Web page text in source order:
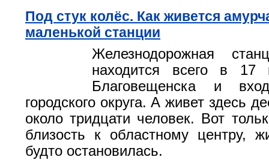
Под стук колёс. Как живется
маленькой станции
Железнодорожная
находится всего в 17
Благовещенска и
городского округа. А живет здесь
около тридцати человек. Вот
близость к областному центру,
будто остановилась.